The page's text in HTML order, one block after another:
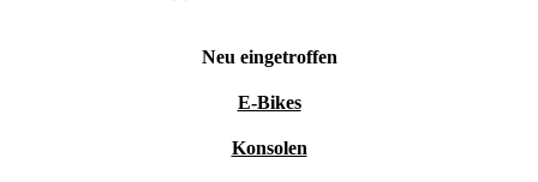
Neu eingetroffen
E-Bikes
Konsolen